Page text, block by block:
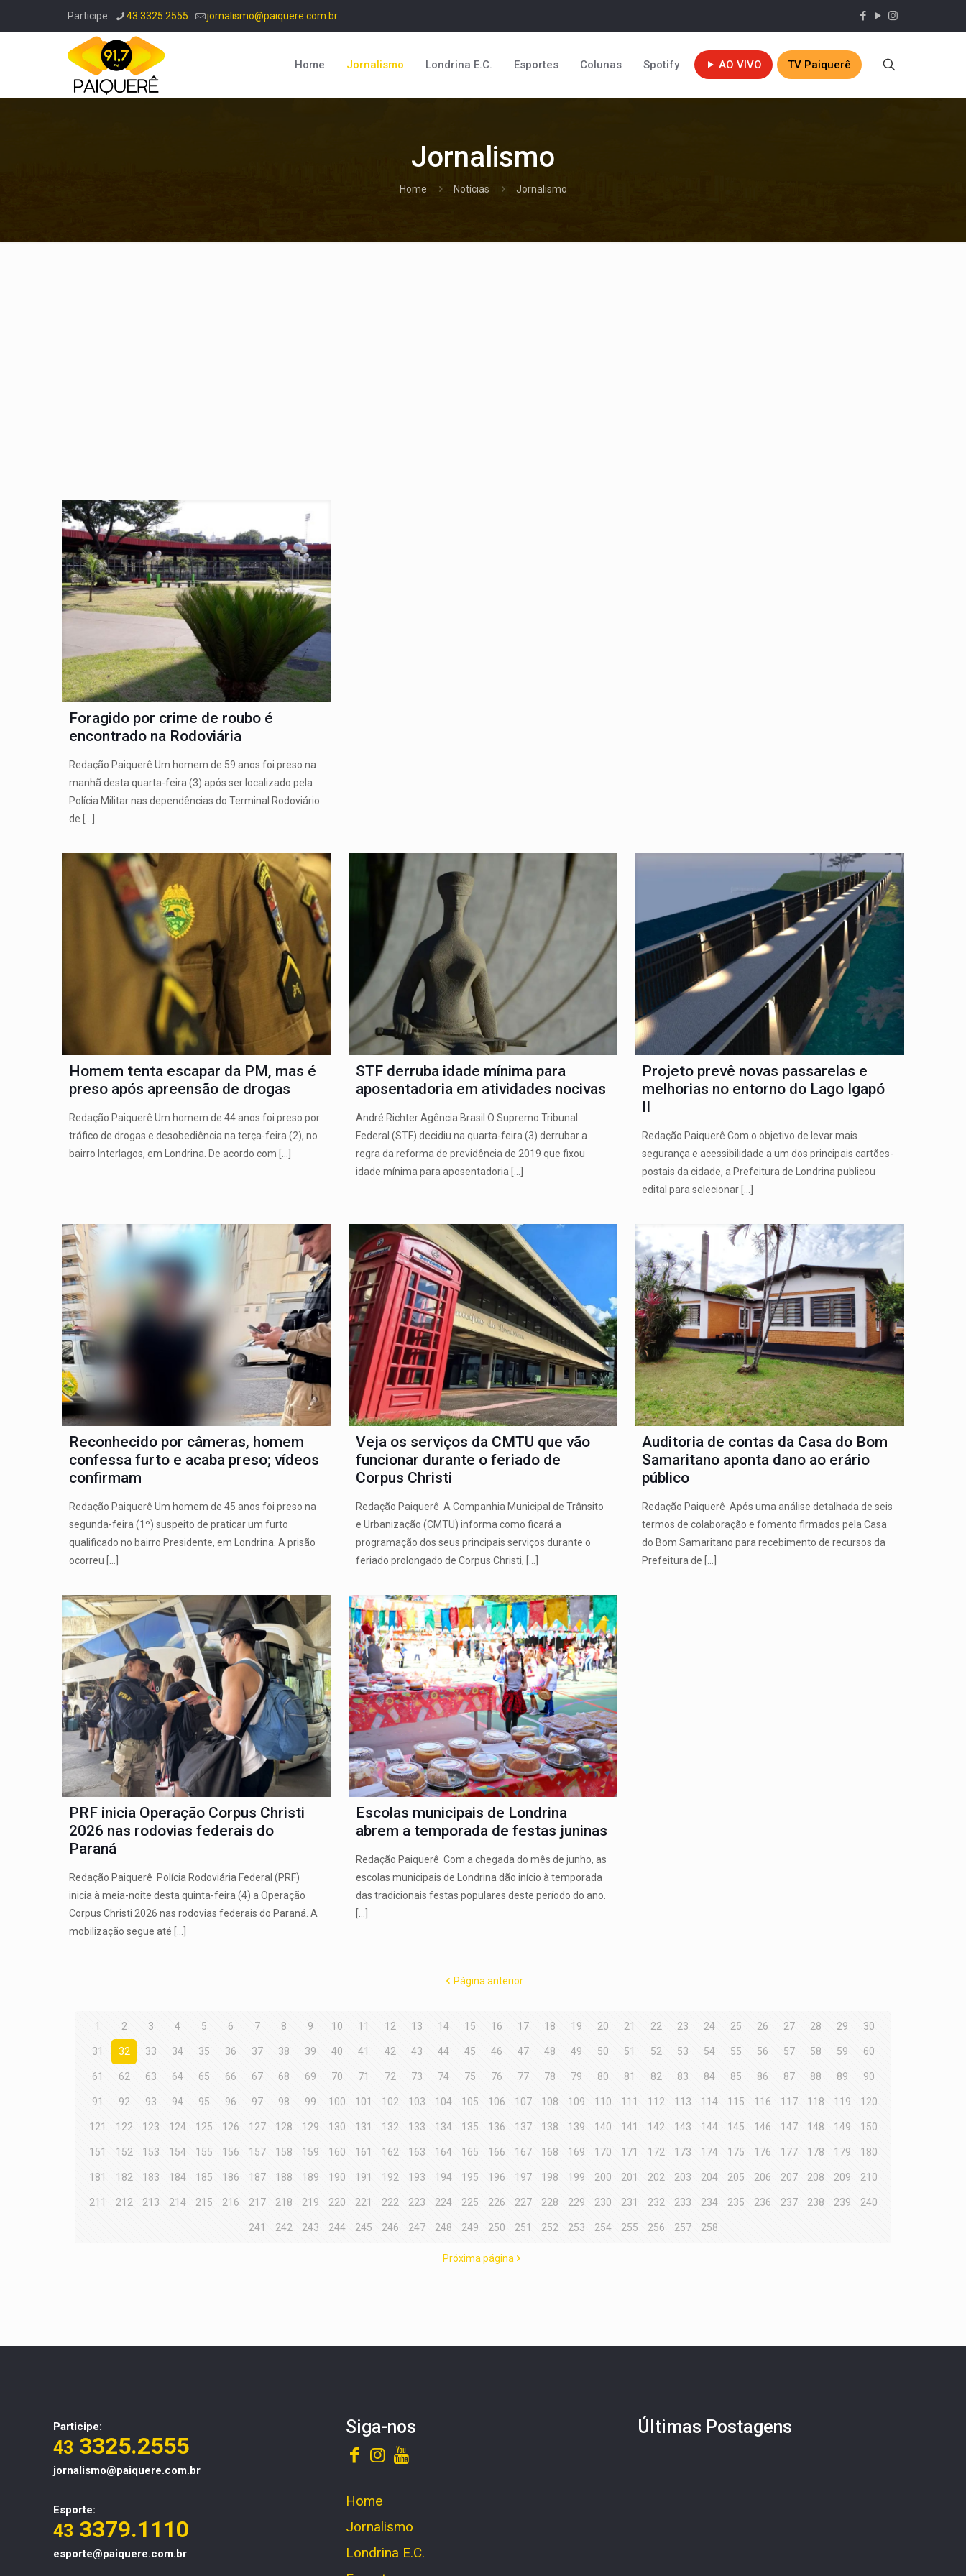
Participe 43 3325.2555 jornalismo@paiquere.com.br
Home Jornalismo Londrina E.C. Esportes Colunas Spotify AO VIVO TV Paiquerê
Jornalismo
Home Notícias Jornalismo
Foragido por crime de roubo é
encontrado na Rodoviária
Redação Paiquerê Um homem de 59 anos foi preso na
manhã desta quarta-feira (3) após ser localizado pela
Polícia Militar nas dependências do Terminal Rodoviário
de
Homem tenta escapar da PM, mas é
preso após apreensão de drogas
Redação Paiquerê Um homem de 44 anos foi preso por
tráfico de drogas e desobediência na terça-feira (2), no
bairro Interlagos, em Londrina. De acordo com
STF derruba idade mínima para
aposentadoria em atividades nocivas
André Richter Agência Brasil O Supremo Tribunal
Federal (STF) decidiu na quarta-feira (3) derrubar a
regra da reforma de previdência de 2019 que fixou
idade mínima para aposentadoria
Projeto prevê novas passarelas e
melhorias no entorno do Lago Igapó
II
Redação Paiquerê Com o objetivo de levar mais
segurança e acessibilidade a um dos principais cartões-
postais da cidade, a Prefeitura de Londrina publicou
edital para selecionar
Reconhecido por câmeras, homem
confessa furto e acaba preso; vídeos
confirmam
Redação Paiquerê Um homem de 45 anos foi preso na
segunda-feira (1º) suspeito de praticar um furto
qualificado no bairro Presidente, em Londrina. A prisão
ocorreu
Veja os serviços da CMTU que vão
funcionar durante o feriado de
Corpus Christi
Redação Paiquerê A Companhia Municipal de Trânsito
e Urbanização (CMTU) informa como ficará a
programação dos seus principais serviços durante o
feriado prolongado de Corpus Christi,
Auditoria de contas da Casa do Bom
Samaritano aponta dano ao erário
público
Redação Paiquerê Após uma análise detalhada de seis
termos de colaboração e fomento firmados pela Casa
do Bom Samaritano para recebimento de recursos da
Prefeitura de
PRF inicia Operação Corpus Christi
2026 nas rodovias federais do
Paraná
Redação Paiquerê Polícia Rodoviária Federal (PRF)
inicia à meia-noite desta quinta-feira (4) a Operação
Corpus Christi 2026 nas rodovias federais do Paraná. A
mobilização segue até
Escolas municipais de Londrina
abrem a temporada de festas juninas
Redação Paiquerê Com a chegada do mês de junho, as
escolas municipais de Londrina dão início à temporada
das tradicionais festas populares deste período do ano.
Página anterior
1 2 3 4 5 6 7 8 9 10 11 12 13 14 15 16 17 18 19 20 21 22 23 24 25 26 27 28 29 30
31 32 33 34 35 36 37 38 39 40 41 42 43 44 45 46 47 48 49 50 51 52 53 54 55 56 57 58 59 60
61 62 63 64 65 66 67 68 69 70 71 72 73 74 75 76 77 78 79 80 81 82 83 84 85 86 87 88 89 90
91 92 93 94 95 96 97 98 99 100 101 102 103 104 105 106 107 108 109 110 111 112 113 114 115 116 117 118 119 120
121 122 123 124 125 126 127 128 129 130 131 132 133 134 135 136 137 138 139 140 141 142 143 144 145 146 147 148 149 150
151 152 153 154 155 156 157 158 159 160 161 162 163 164 165 166 167 168 169 170 171 172 173 174 175 176 177 178 179 180
181 182 183 184 185 186 187 188 189 190 191 192 193 194 195 196 197 198 199 200 201 202 203 204 205 206 207 208 209 210
211 212 213 214 215 216 217 218 219 220 221 222 223 224 225 226 227 228 229 230 231 232 233 234 235 236 237 238 239 240
241 242 243 244 245 246 247 248 249 250 251 252 253 254 255 256 257 258
Próxima página
Participe:
43 3325.2555
jornalismo@paiquere.com.br
Esporte:
43 3379.1110
esporte@paiquere.com.br
Siga-nos
Home
Jornalismo
Londrina E.C.
Últimas Postagens